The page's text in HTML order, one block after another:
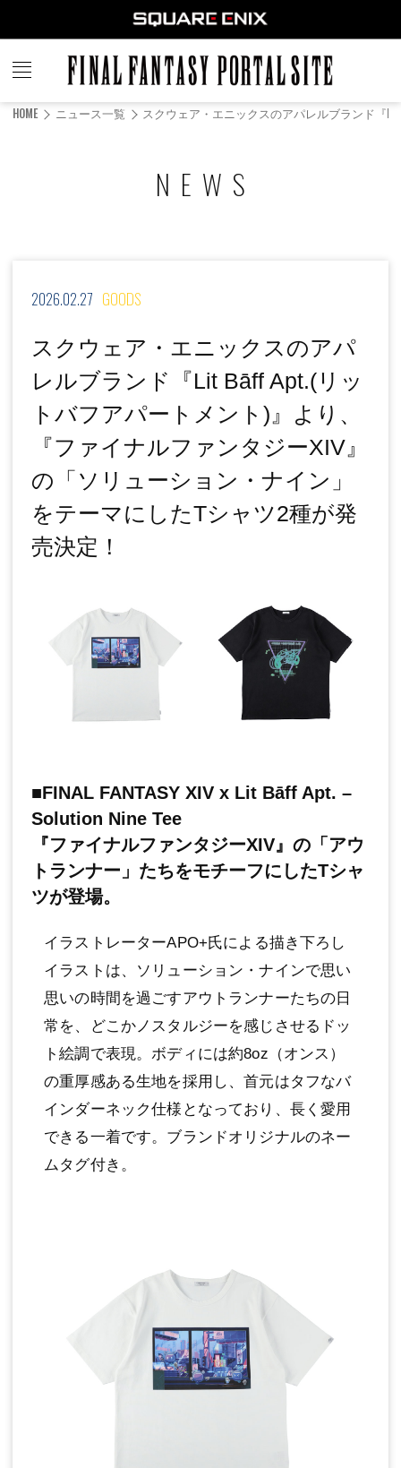
FINAL
FANTASY
HOME ニュース一覧 スクウェア・エニックスのアパレルブランド『
NEWS
GOODS
2026.02.27
スクウェア・エニックスのアパ
レルブランド『Lit Bāff Apt.(リッ
トバフアパートメント)』より、
『ファイナルファンタジーXIV』
の「ソリューション・ナイン」
をテーマにしたTシャツ2種が発
売決定！
■FINAL FANTASY XIV x Lit Bāff Apt. –
Solution Nine Tee
『ファイナルファンタジーXIV』の「アウ
トランナー」たちをモチーフにしたTシャ
ツが登場。
イラストレーターAPO+氏による描き下ろし
イラストは、ソリューション・ナインで思い
思いの時間を過ごすアウトランナーたちの日
常を、どこかノスタルジーを感じさせるドッ
ト絵調で表現。ボディには約8oz（オンス）
の重厚感ある生地を採用し、首元はタフなバ
インダーネック仕様となっており、長く愛用
できる一着です。ブランドオリジナルのネー
ムタグ付き。